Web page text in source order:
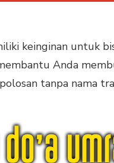
keinginan untuk
Anda
tanpa nama